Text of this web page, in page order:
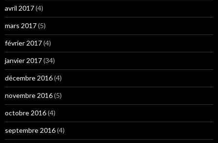
avril 2017(4)
mars 2017(5)
février 2017(4)
janvier 2017(34)
décembre 2016(4)
novembre 2016(5)
octobre 2016(4)
septembre 2016(4)